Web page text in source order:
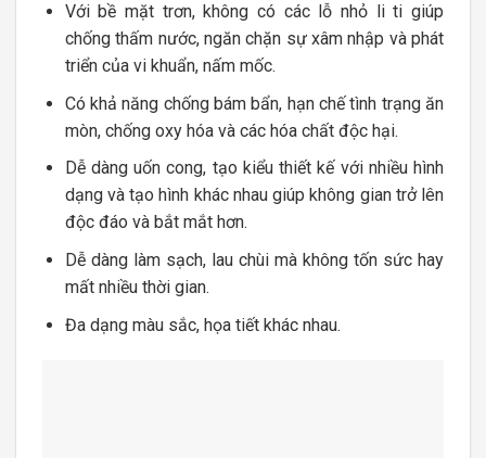
Với bề mặt trơn, không có các lỗ nhỏ li ti giúp
chống thấm nước, ngăn chặn sự xâm nhập và phát
triển của vi khuẩn, nấm mốc.
Có khả năng chống bám bẩn, hạn chế tình trạng ăn
mòn, chống oxy hóa và các hóa chất độc hại.
Dễ dàng uốn cong, tạo kiểu thiết kế với nhiều hình
dạng và tạo hình khác nhau giúp không gian trở lên
độc đáo và bắt mắt hơn.
Dễ dàng làm sạch, lau chùi mà không tốn sức hay
mất nhiều thời gian.
Đa dạng màu sắc, họa tiết khác nhau.